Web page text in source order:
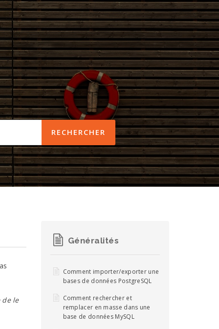
de le
Généralités
Comment importer/exporter une
bases de données PostgreSQL
Comment rechercher et
remplacer en masse dans une
base de données MySQL